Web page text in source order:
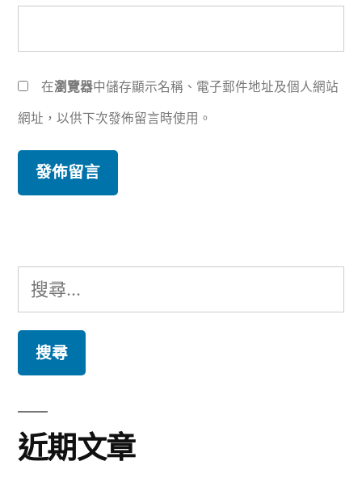
在瀏覽器中儲存顯示名稱、電子郵件地址及個人網站
網址，以供下次發佈留言時使用。
搜
尋
鍵
字:
近期文章